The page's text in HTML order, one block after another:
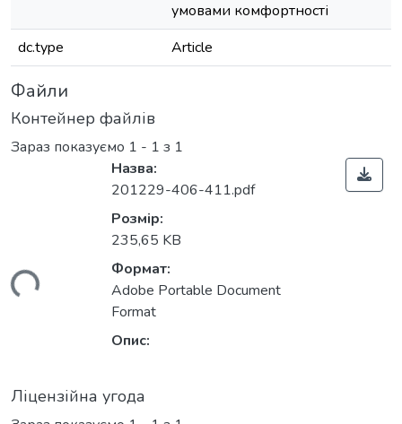
умовами комфортності
dc.type
Article
Файли
Контейнер файлів
Зараз показуємо 1 - 1 з 1
Назва:
201229-406-411.pdf
Розмір:
235,65 KB
Формат:
Adobe Portable Document
Format
Опис:
Ліцензійна угода